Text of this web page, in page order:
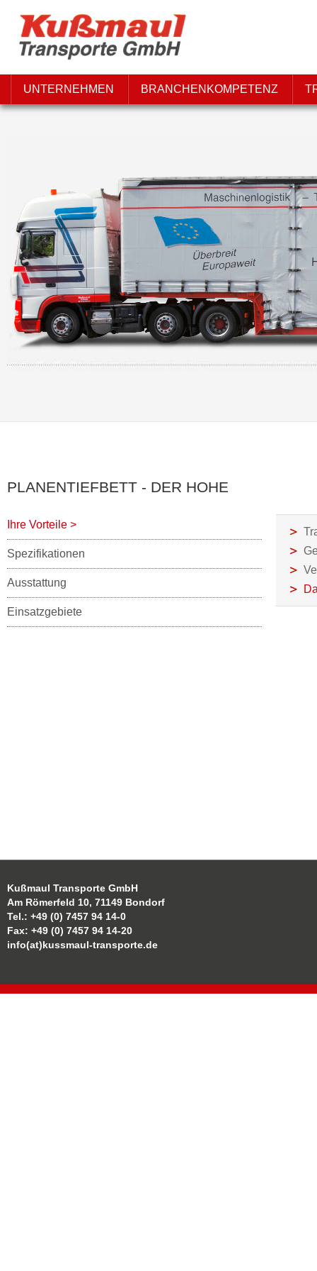
UNTERNEHMEN BRANCHENKOMPETENZ
PLANENTIEFBETT - DER HOHE
Ihre Vorteile >
Spezifikationen
Ausstattung
Einsatzgebiete
Kußmaul Transporte GmbH
Am Römerfeld 10, 71149 Bondorf
Tel.: +49 (0) 7457 94 14-0
Fax: +49 (0) 7457 94 14-20
info(at)kussmaul-transporte.de